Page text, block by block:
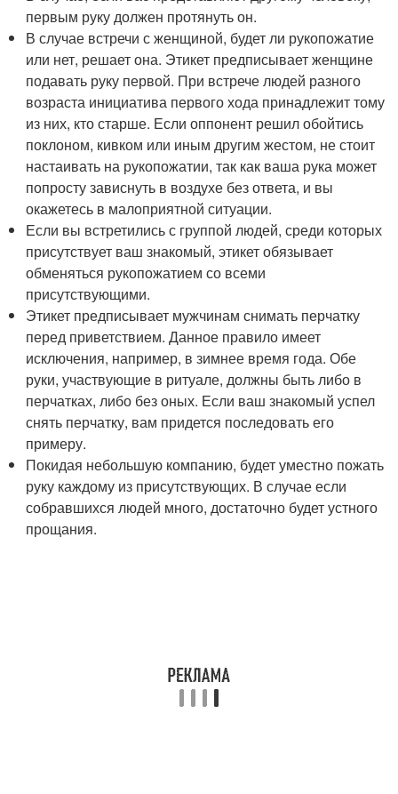
первым руку должен протянуть он.
В случае встречи с женщиной, будет ли рукопожатие
или нет, решает она. Этикет предписывает женщине
подавать руку первой. При встрече людей разного
возраста инициатива первого хода принадлежит тому
из них, кто старше. Если оппонент решил обойтись
поклоном, кивком или иным другим жестом, не стоит
настаивать на рукопожатии, так как ваша рука может
попросту зависнуть в воздухе без ответа, и вы
окажетесь в малоприятной ситуации.
Если вы встретились с группой людей, среди которых
присутствует ваш знакомый, этикет обязывает
обменяться рукопожатием со всеми
присутствующими.
Этикет предписывает мужчинам снимать перчатку
перед приветствием. Данное правило имеет
исключения, например, в зимнее время года. Обе
руки, участвующие в ритуале, должны быть либо в
перчатках, либо без оных. Если ваш знакомый успел
снять перчатку, вам придется последовать его
примеру.
Покидая небольшую компанию, будет уместно пожать
руку каждому из присутствующих. В случае если
собравшихся людей много, достаточно будет устного
прощания.